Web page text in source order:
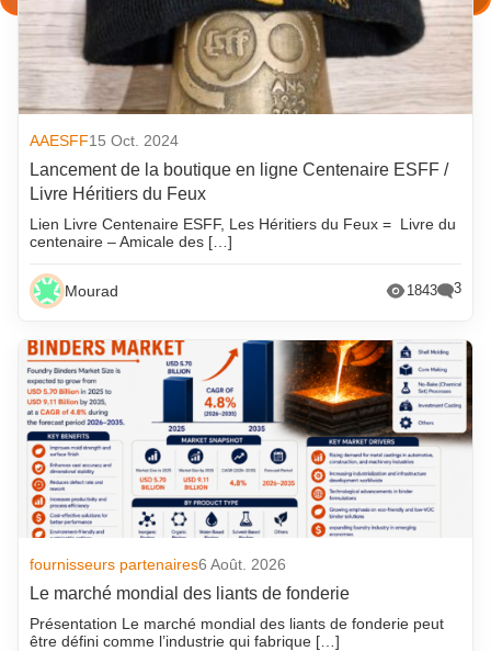
AAESFF15 Oct. 2024
Lancement de la boutique en ligne Centenaire ESFF /
Livre Héritiers du Feux
Lien Livre Centenaire ESFF, Les Héritiers du Feux = Livre du
centenaire – Amicale des […]
Mourad 1843 3
fournisseurs partenaires6 Août. 2026
Le marché mondial des liants de fonderie
Présentation Le marché mondial des liants de fonderie peut
être défini comme l’industrie qui fabrique […]